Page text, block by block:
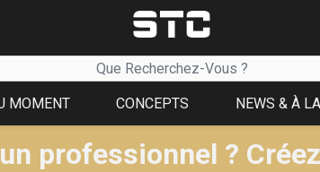
MOMENT CONCEPTS NEWS & À
professionnel ?